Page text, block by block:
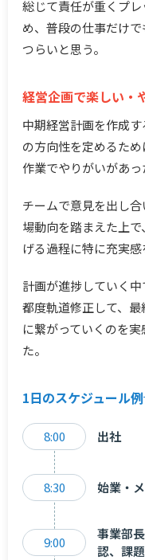
総じて責任が重くプ
め、普段の仕事だけ
つらいと思う。
経営企画で楽しい・
中期経営計画を作成
の方向性を定めるた
作業でやりがいがあっ
チームで意見を出し
場動向を踏まえた上
げる過程に特に充実感
計画が進捗していく
都度軌道修正して、
に繋がっていくのを
た。
1日のスケジュール例
8:00 出社
8:30 始業・
9:00
事業部
認、課題